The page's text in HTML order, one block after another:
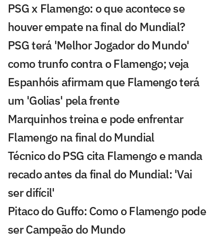
PSG x Flamengo: o que acontece se
houver empate na final do Mundial?
PSG terá 'Melhor Jogador do Mundo'
como trunfo contra o Flamengo; veja
Espanhóis afirmam que Flamengo terá
um 'Golias' pela frente
Marquinhos treina e pode enfrentar
Flamengo na final do Mundial
Técnico do PSG cita Flamengo e manda
recado antes da final do Mundial: 'Vai
ser difícil'
Pitaco do Guffo: Como o Flamengo pode
ser Campeão do Mundo